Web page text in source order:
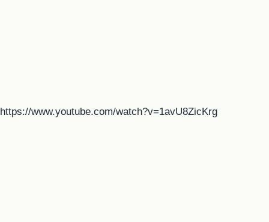
https://www.youtube.com/watch?v=1avU8ZicKrg